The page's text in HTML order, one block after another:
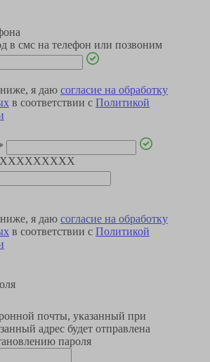
в смс на телефон или позвоним
я даю согласие на обработку
в соответствии с Политикой
я даю согласие на обработку
в соответствии с Политикой
почты, указанный при
адрес будет отправлена
пароля